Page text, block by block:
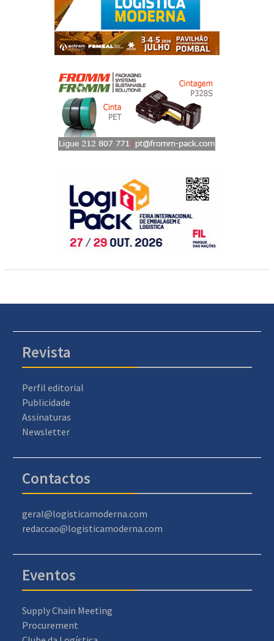
Revista
Perfil editorial
Publicidade
Assinaturas
Newsletter
Contactos
geral@logisticamoderna.com
redaccao@logisticamoderna.com
Eventos
Supply Chain Meeting
Procurement